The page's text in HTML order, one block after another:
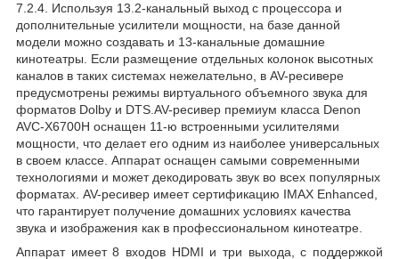
7.2.4. Используя 13.2-канальный выход с процессора и
дополнительные усилители мощности, на базе данной
модели можно создавать и 13-канальные домашние
кинотеатры. Если размещение отдельных колонок высотных
каналов в таких системах нежелательно, в AV-ресивере
предусмотрены режимы виртуального объемного звука для
форматов Dolby и DTS.AV-ресивер премиум класса Denon
AVC-X6700H оснащен 11-ю встроенными усилителями
мощности, что делает его одним из наиболее универсальных
в своем классе. Аппарат оснащен самыми современными
технологиями и может декодировать звук во всех популярных
форматах. AV-ресивер имеет сертификацию IMAX Enhanced,
что гарантирует получение домашних условиях качества
звука и изображения как в профессиональном кинотеатре.
Аппарат имеет 8 входов HDMI и три выхода, с поддержкой